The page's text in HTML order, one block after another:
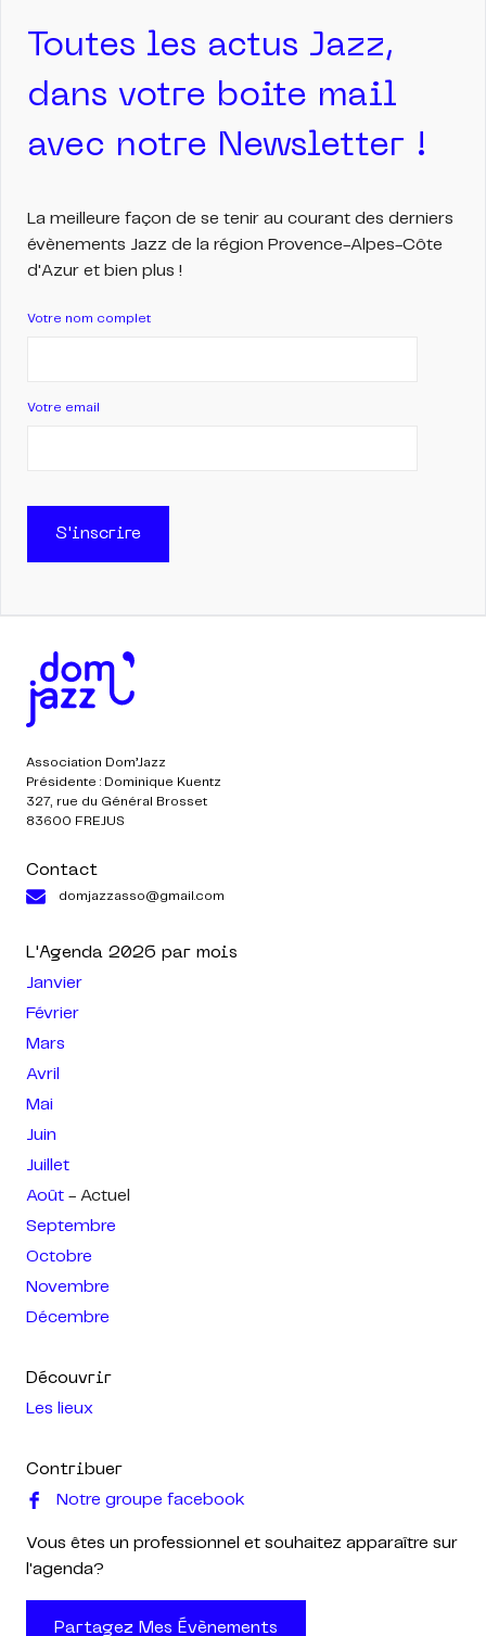
Toutes les actus Jazz,
dans votre boite mail
avec notre Newsletter !
La meilleure façon de se tenir au courant des derniers
évènements Jazz de la région Provence-Alpes-Côte
d'Azur et bien plus !
Votre nom complet
Votre email
S'inscrire
Association Dom’Jazz
Présidente : Dominique Kuentz
327, rue du Général Brosset
83600 FREJUS
Contact
domjazzasso@gmail.com
L'Agenda 2026 par mois
Janvier
Février
Mars
Avril
Mai
Juin
Juillet
Août - Actuel
Septembre
Octobre
Novembre
Décembre
Découvrir
Les lieux
Contribuer
Notre groupe facebook
Vous êtes un professionnel et souhaitez apparaître sur
l'agenda?
Partagez Mes Évènements